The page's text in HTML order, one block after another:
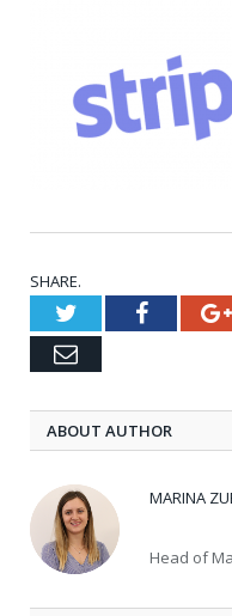
SHARE.
TwitterFacebook
Email
ABOUT AUTHOR
MARINA
Head of